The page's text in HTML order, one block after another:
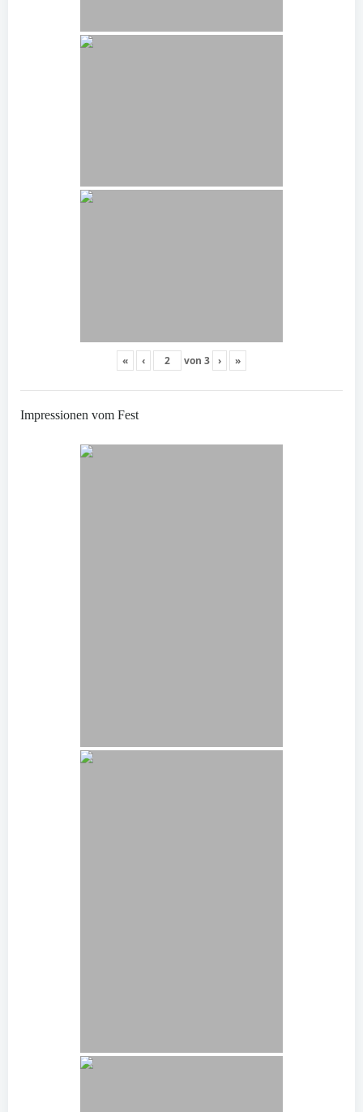
« ‹ von 3 › »
Impressionen vom Fest